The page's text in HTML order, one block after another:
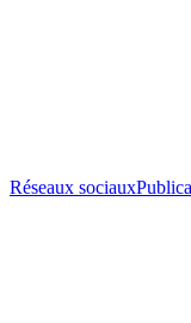
Réseaux sociaux